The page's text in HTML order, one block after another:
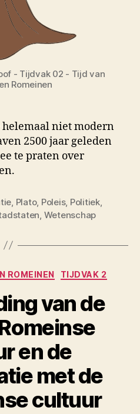
- Tijdvak 02 - Tijd van
Romeinen
niet modern
2500 jaar geleden
te praten over
Plato, Poleis, Politiek,
Wetenschap
Categorieën
ROMEINEN TIJDVAK 2
van de
en de
met de
cultuur